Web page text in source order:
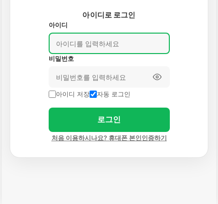
아이디로 로그인
아이디
비밀번호
아이디 저장 자동 로그인
로그인
처음 이용하시나요? 휴대폰 본인인증하기